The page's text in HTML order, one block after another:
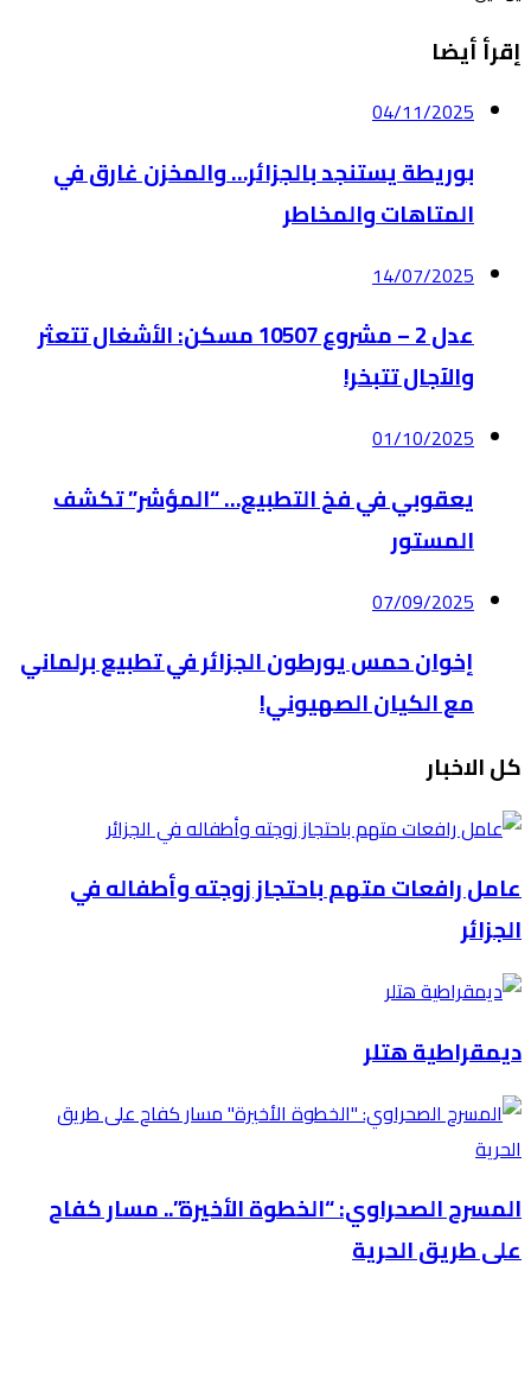
إقرأ أيضا
04/11/2025
بوريطة يستنجد بالجزائر… والمخزن غارق في
المتاهات والمخاطر
14/07/2025
عدل 2 – مشروع 10507 مسكن: الأشغال تتعثر
والآجال تتبخر!
01/10/2025
يعقوبي في فخ التطبيع… “المؤشر” تكشف
المستور
07/09/2025
إخوان حمس يورطون الجزائر في تطبيع برلماني
مع الكيان الصهيوني!
كل الاخبار
عامل رافعات متهم باحتجاز زوجته وأطفاله في
الجزائر
ديمقراطية هتلر
المسرح الصحراوي: “الخطوة الأخيرة”.. مسار كفاح
على طريق الحرية